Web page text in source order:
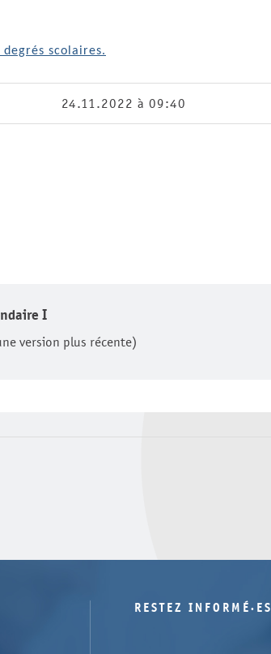
scolaires.
24.11.2022 à 09:40
I
version plus récente)
RESTEZ INFORMÉ·ES